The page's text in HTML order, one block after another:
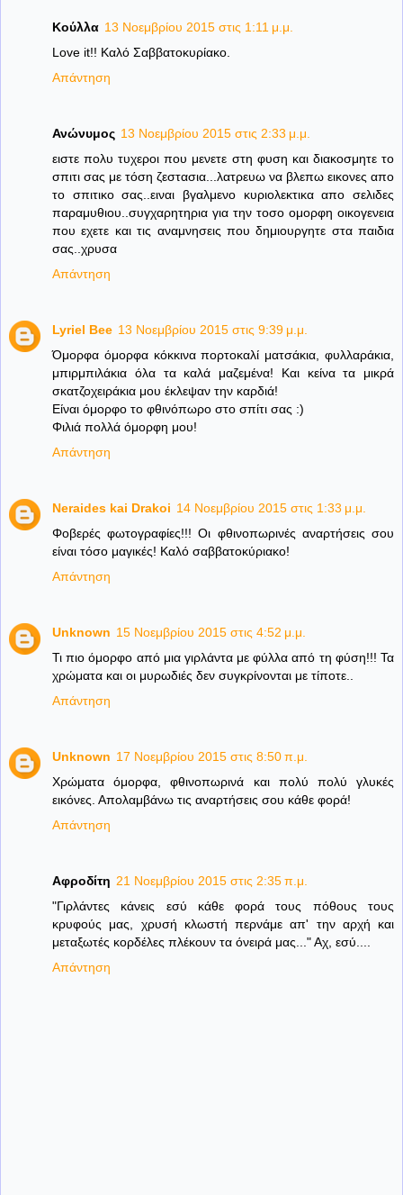
Κούλλα 13 Νοεμβρίου 2015 στις 1:11 μ.μ.
Love it!! Καλό Σαββατοκυρίακο.
Απάντηση
Ανώνυμος 13 Νοεμβρίου 2015 στις 2:33 μ.μ.
ειστε πολυ τυχεροι που μενετε στη φυση και διακοσμητε το
σπιτι σας με τόση ζεστασια...λατρευω να βλεπω εικονες απο
το σπιτικο σας..ειναι βγαλμενο κυριολεκτικα απο σελιδες
παραμυθιου..συγχαρητηρια για την τοσο ομορφη οικογενεια
που εχετε και τις αναμνησεις που δημιουργητε στα παιδια
σας..χρυσα
Απάντηση
Lyriel Bee 13 Νοεμβρίου 2015 στις 9:39 μ.μ.
Όμορφα όμορφα κόκκινα πορτοκαλί ματσάκια, φυλλαράκια,
μπιρμπιλάκια όλα τα καλά μαζεμένα! Και κείνα τα μικρά
σκατζοχειράκια μου έκλεψαν την καρδιά!
Είναι όμορφο το φθινόπωρο στο σπίτι σας :)
Φιλιά πολλά όμορφη μου!
Απάντηση
Neraides kai Drakoi 14 Νοεμβρίου 2015 στις 1:33 μ.μ.
Φοβερές φωτογραφίες!!! Οι φθινοπωρινές αναρτήσεις σου
είναι τόσο μαγικές! Καλό σαββατοκύριακο!
Απάντηση
Unknown 15 Νοεμβρίου 2015 στις 4:52 μ.μ.
Τι πιο όμορφο από μια γιρλάντα με φύλλα από τη φύση!!! Τα
χρώματα και οι μυρωδιές δεν συγκρίνονται με τίποτε..
Απάντηση
Unknown 17 Νοεμβρίου 2015 στις 8:50 π.μ.
Χρώματα όμορφα, φθινοπωρινά και πολύ πολύ γλυκές
εικόνες. Απολαμβάνω τις αναρτήσεις σου κάθε φορά!
Απάντηση
Αφροδίτη 21 Νοεμβρίου 2015 στις 2:35 π.μ.
"Γιρλάντες κάνεις εσύ κάθε φορά τους πόθους τους
κρυφούς μας, χρυσή κλωστή περνάμε απ' την αρχή και
μεταξωτές κορδέλες πλέκουν τα όνειρά μας..." Αχ, εσύ....
Απάντηση